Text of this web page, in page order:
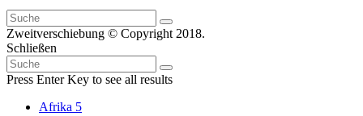
Suche
nach:
Suche
Zweitverschiebung © Copyright 2018.
Schließen
Suche
nach:
Suche
Press Enter Key to see all results
Afrika 5